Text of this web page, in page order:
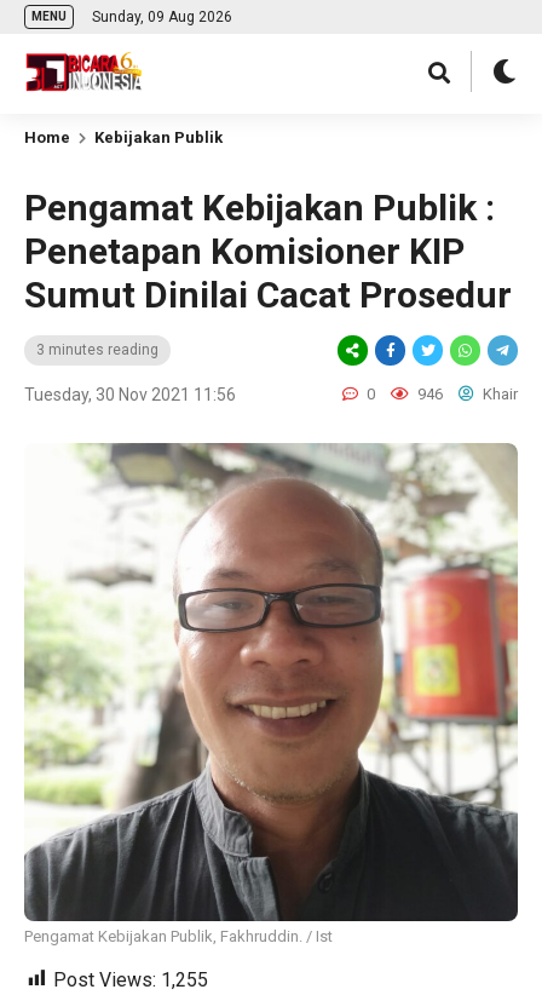
MENU Sunday, 09 Aug 2026
Home Kebijakan Publik
Pengamat Kebijakan Publik :
Penetapan Komisioner KIP
Sumut Dinilai Cacat Prosedur
3 minutes reading
Tuesday, 30 Nov 2021 11:56 0 946 Khair
Pengamat Kebijakan Publik, Fakhruddin. / Ist
Post Views: 1,255